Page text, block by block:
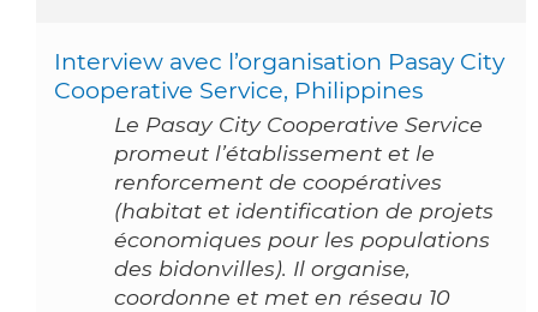
Interview avec l’organisation Pasay City
Cooperative Service, Philippines
Le Pasay City Cooperative Service
promeut l’établissement et le
renforcement de coopératives
(habitat et identification de projets
économiques pour les populations
des bidonvilles). Il organise,
coordonne et met en réseau 10